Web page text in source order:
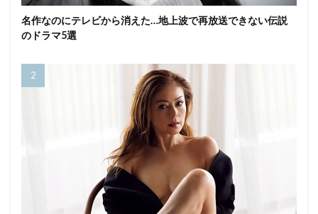
名作なのにテレビから消えた…地上波で再放送できない伝説
のドラマ5選